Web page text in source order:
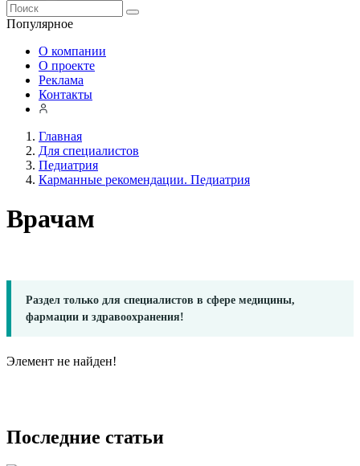
Популярное
О компании
О проекте
Реклама
Контакты
Главная
Для специалистов
Педиатрия
Карманные рекомендации. Педиатрия
Врачам
Раздел только для специалистов в сфере медицины,
фармации и здравоохранения!
Элемент не найден!
Последние статьи